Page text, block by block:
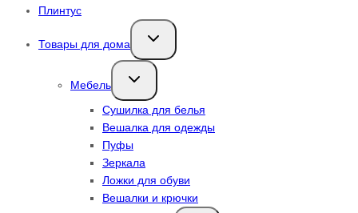
Плинтус
Товары для дома
Переключить
дочернее
Мебель
Переключить
дочернее
Сушилка для белья
Вешалка для одежды
Пуфы
Зеркала
Ложки для обуви
Вешалки и крючки